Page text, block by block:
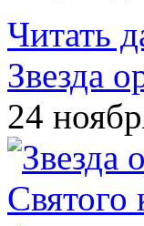
Читать
Звезда
24